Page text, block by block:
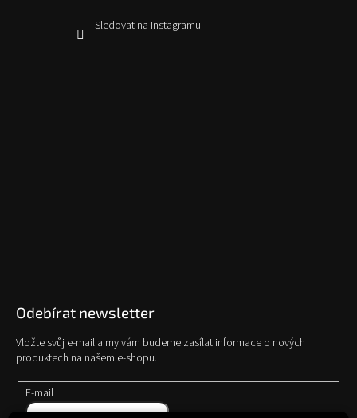
Sledovat na Instagramu
Odebírat newsletter
Vložte svůj e-mail a my vám budeme zasílat informace o nových
produktech na našem e-shopu.
E-mail